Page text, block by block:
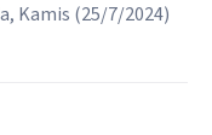
Kamis (25/7/2024)